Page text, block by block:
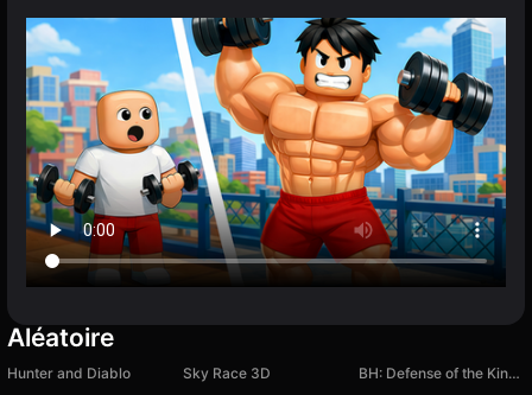
Aléatoire
Hunter and Diablo Sky Race 3D
BH: Defense of the Kingdom